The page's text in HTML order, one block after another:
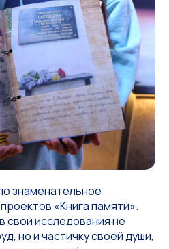
знаменательное
«Книга памяти».
свои исследования не
но и частичку своей души,